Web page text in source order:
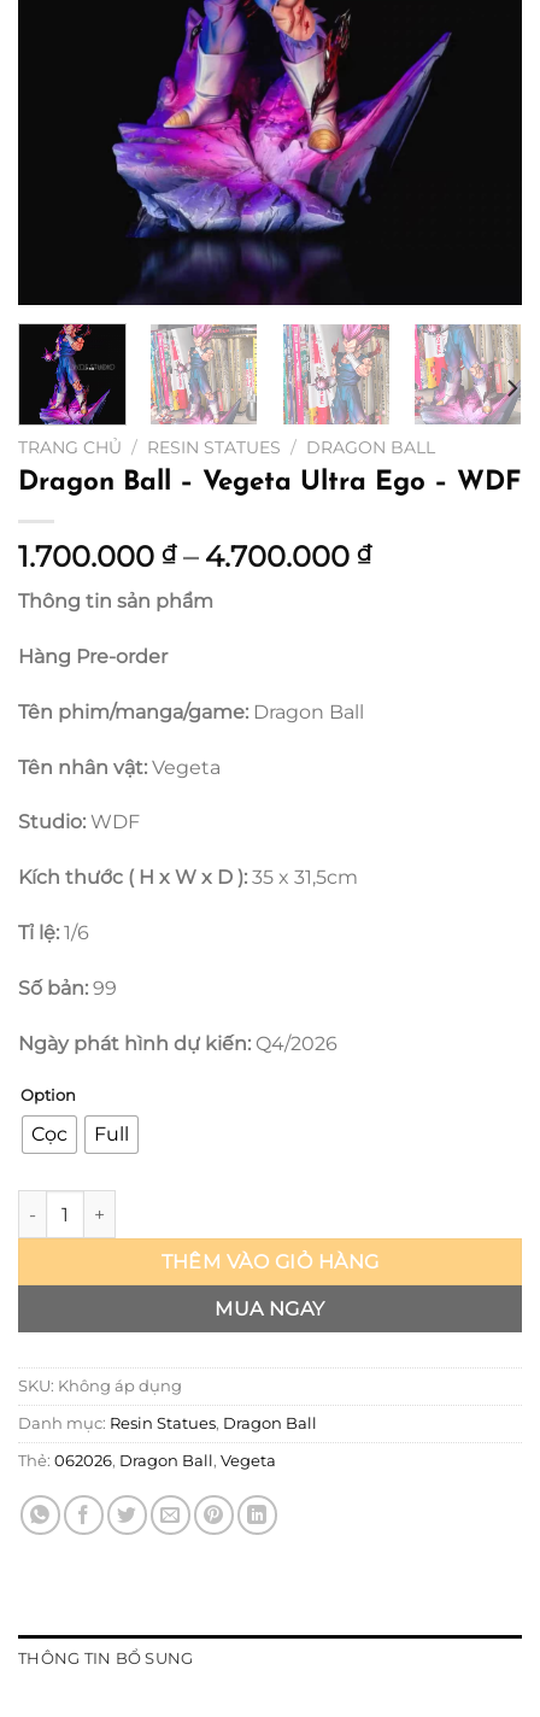
TRANG CHỦ / RESIN STATUES / DRAGON BALL
Dragon Ball – Vegeta Ultra Ego – WDF
1.700.000 ₫ – 4.700.000 ₫Khoảng
Thông tin sản phẩm
Hàng Pre-order
Tên phim/manga/game: Dragon Ball
Tên nhân vật: Vegeta
Studio: WDF
Kích thước ( H x W x D ): 35 x 31,5cm
Tỉ lệ: 1/6
Số bản: 99
Ngày phát hình dự kiến: Q4/2026
Option
Cọc Full
Dragon Ball - Vegeta Ultra Ego - WDF số lượng
THÊM VÀO GIỎ HÀNG
MUA NGAY
SKU: Không áp dụng
Danh mục: Resin Statues, Dragon Ball
Thẻ: 062026, Dragon Ball, Vegeta
THÔNG TIN BỔ SUNG